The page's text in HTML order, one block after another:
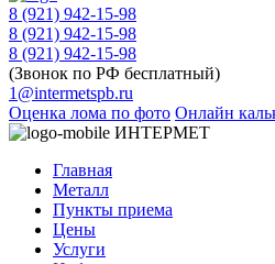
8 (921) 942-15-98
8 (921) 942-15-98
8 (921) 942-15-98
(Звонок по РФ бесплатный)
1@intermetspb.ru
Оценка лома по фото Онлайн
ИНТЕРМЕТ
Главная
Металл
Пункты приема
Цены
Услуги